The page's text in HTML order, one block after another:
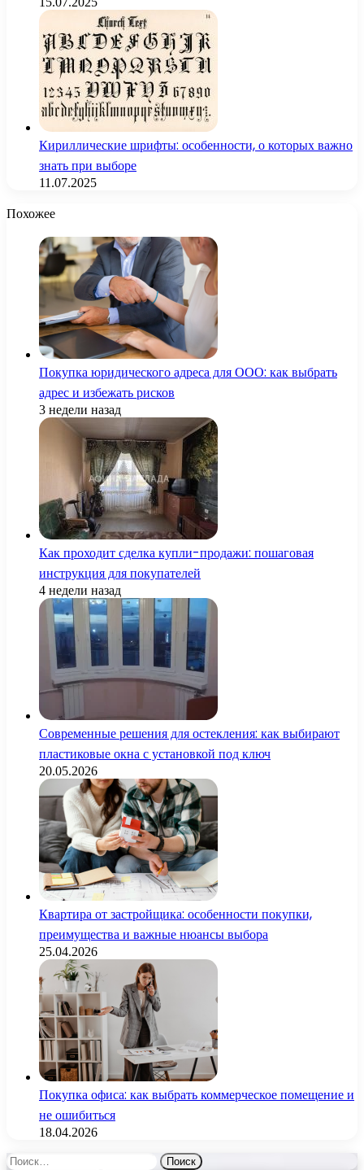
Кириллические шрифты: особенности, о которых важно
знать при выборе
11.07.2025
Похожее
Покупка юридического адреса для ООО: как выбрать
адрес и избежать рисков
3 недели назад
Как проходит сделка купли-продажи: пошаговая
инструкция для покупателей
4 недели назад
Современные решения для остекления: как выбирают
пластиковые окна с установкой под ключ
20.05.2026
Квартира от застройщика: особенности покупки,
преимущества и важные нюансы выбора
25.04.2026
Покупка офиса: как выбрать коммерческое помещение и
не ошибиться
18.04.2026
Найти: